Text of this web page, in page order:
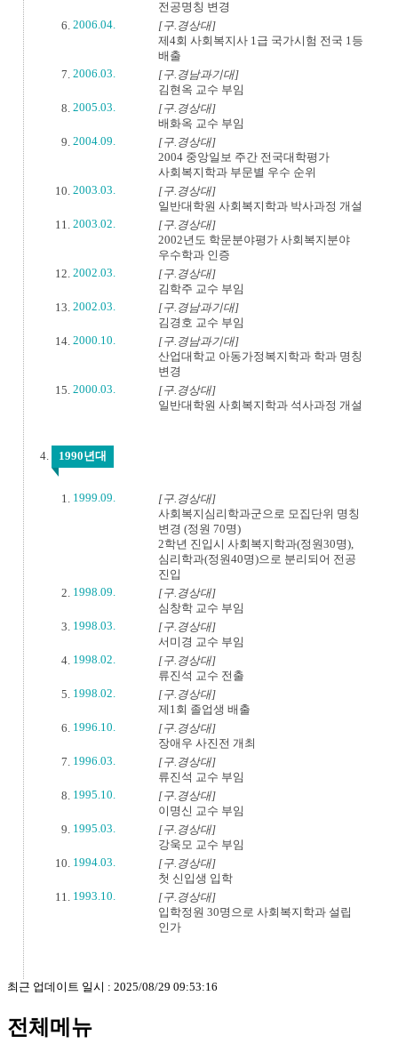
전공명칭 변경
2006.04.
[구.경상대]
제4회 사회복지사 1급 국가시험 전국 1등
배출
2006.03.
[구.경남과기대]
김현옥 교수 부임
2005.03.
[구.경상대]
배화옥 교수 부임
2004.09.
[구.경상대]
2004 중앙일보 주간 전국대학평가
사회복지학과 부문별 우수 순위
2003.03.
[구.경상대]
일반대학원 사회복지학과 박사과정 개설
2003.02.
[구.경상대]
2002년도 학문분야평가 사회복지분야
우수학과 인증
2002.03.
[구.경상대]
김학주 교수 부임
2002.03.
[구.경남과기대]
김경호 교수 부임
2000.10.
[구.경남과기대]
산업대학교 아동가정복지학과 학과 명칭
변경
2000.03.
[구.경상대]
일반대학원 사회복지학과 석사과정 개설
1990년대
1999.09.
[구.경상대]
사회복지심리학과군으로 모집단위 명칭
변경 (정원 70명)
2학년 진입시 사회복지학과(정원30명),
심리학과(정원40명)으로 분리되어 전공
진입
1998.09.
[구.경상대]
심창학 교수 부임
1998.03.
[구.경상대]
서미경 교수 부임
1998.02.
[구.경상대]
류진석 교수 전출
1998.02.
[구.경상대]
제1회 졸업생 배출
1996.10.
[구.경상대]
장애우 사진전 개최
1996.03.
[구.경상대]
류진석 교수 부임
1995.10.
[구.경상대]
이명신 교수 부임
1995.03.
[구.경상대]
강욱모 교수 부임
1994.03.
[구.경상대]
첫 신입생 입학
1993.10.
[구.경상대]
입학정원 30명으로 사회복지학과 설립
인가
최근 업데이트 일시 : 2025/08/29 09:53:16
전체메뉴